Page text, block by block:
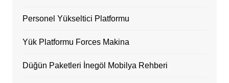
Personel Yükseltici Platformu
Yük Platformu Forces Makina
Düğün Paketleri İnegöl Mobilya Rehberi